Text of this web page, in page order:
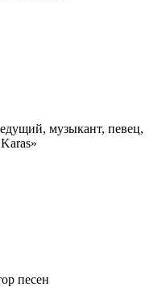
музыкант, певец,
песен